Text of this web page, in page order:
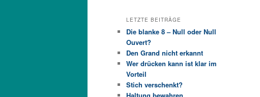
LETZTE BEITRÄGE
Die blanke 8 – Null oder Null
Ouvert?
Den Grand nicht erkannt
Wer drücken kann ist klar im
Vorteil
Stich verschenkt?
Haltung bewahren